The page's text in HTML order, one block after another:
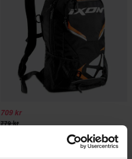
709 kr
779 kr
Ixon R-Tension 23 Ryggsäck